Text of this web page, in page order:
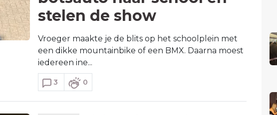
stelen de show
Vroeger maakte je de blits op het schoolplein met
een dikke mountainbike of een BMX. Daarna moest
iedereen ine...
3 0